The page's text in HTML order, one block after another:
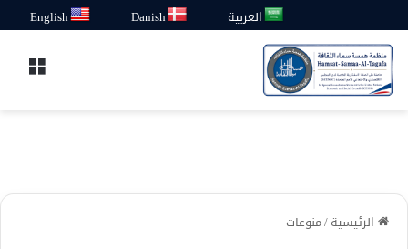
العربية Danish
English
الرئيسية/منوعات